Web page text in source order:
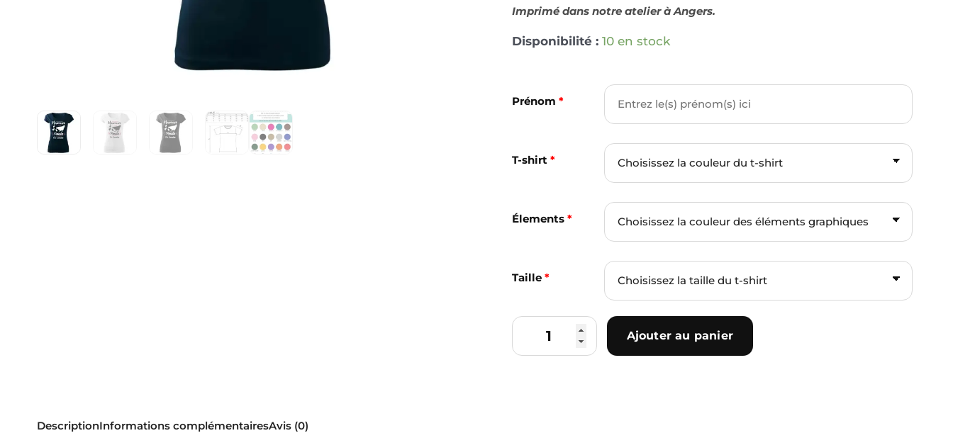
Imprimé dans notre atelier à Angers.
Disponibilité : 10 en stock
Prénom *
T-shirt *
Élements *
Taille *
Ajouter au panier
DescriptionInformations complémentairesAvis (0)